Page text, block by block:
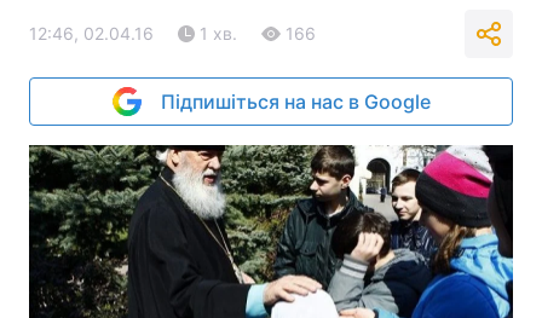
12:46, 02.04.16 1 хв. 166
Підпишіться на нас в Google